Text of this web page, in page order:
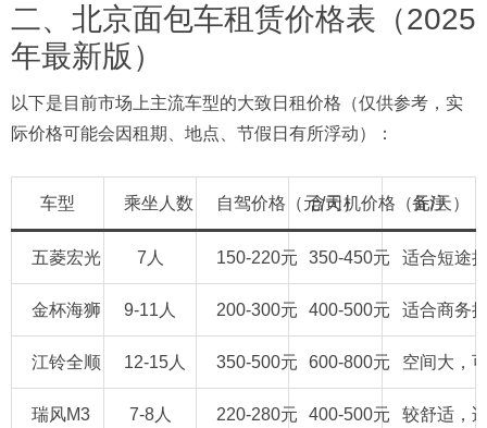
二、北京面包车租赁价格表（2025
年最新版）
以下是目前市场上主流车型的大致日租价格（仅供参考，实
际价格可能会因租期、地点、节假日有所浮动）：
车型 乘坐人数 自驾价格（元/天）含司机价格（元/天）
备注
五菱宏光 7人 150-220元 350-450元 适合短途
金杯海狮 9-11人 200-300元 400-500元 适合商务
江铃全顺 12-15人 350-500元 600-800元 空间大，
瑞风M3 7-8人 220-280元 400-500元 较舒适，